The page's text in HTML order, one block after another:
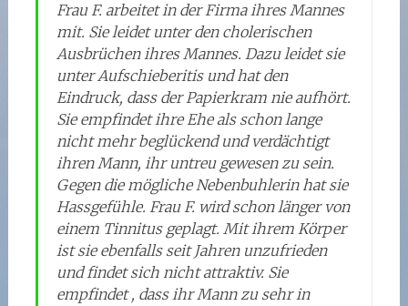
Frau F. arbeitet in der Firma ihres Mannes
mit. Sie leidet unter den cholerischen
Ausbrüchen ihres Mannes. Dazu leidet sie
unter Aufschieberitis und hat den
Eindruck, dass der Papierkram nie aufhört.
Sie empfindet ihre Ehe als schon lange
nicht mehr beglückend und verdächtigt
ihren Mann, ihr untreu gewesen zu sein.
Gegen die mögliche Nebenbuhlerin hat sie
Hassgefühle. Frau F. wird schon länger von
einem Tinnitus geplagt. Mit ihrem Körper
ist sie ebenfalls seit Jahren unzufrieden
und findet sich nicht attraktiv. Sie
empfindet , dass ihr Mann zu sehr in